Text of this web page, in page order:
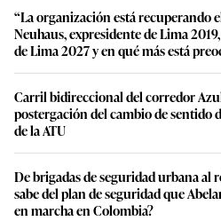
“La organización está recuperando
Neuhaus, expresidente de Lima
de Lima 2027 y en qué más está
Carril bidireccional del corredor
postergación del cambio de sentido
de la ATU
De brigadas de seguridad urbana al
sabe del plan de seguridad que
en marcha en Colombia?